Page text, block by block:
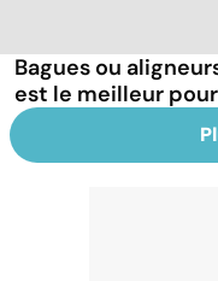
Bagues ou
est le meilleur